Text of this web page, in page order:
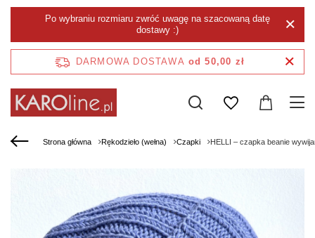
Po wybraniu rozmiaru zwróć uwagę na szacowaną datę
dostawy :)
DARMOWA DOSTAWA od 50,00 zł
Strona główna Rękodzieło (wełna) Czapki HELLI – czapka beanie